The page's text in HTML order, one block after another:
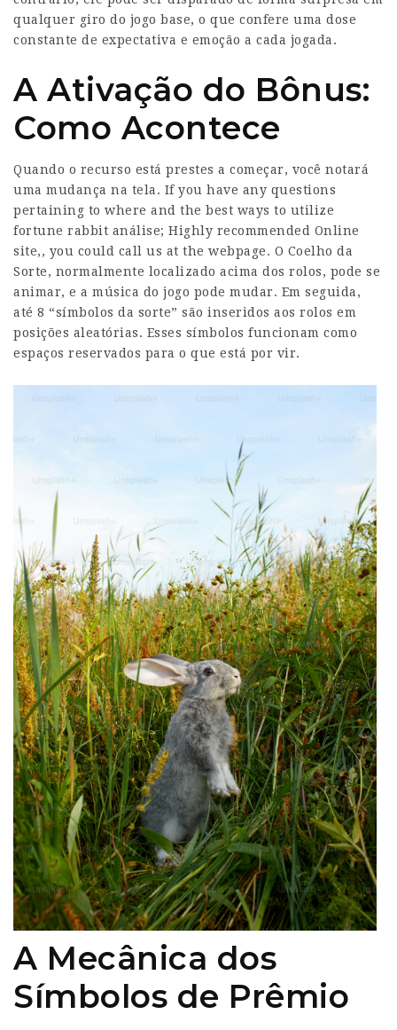
qualquer giro do jogo base, o que confere uma dose
constante de expectativa e emoção a cada jogada.
A Ativação do Bônus:
Como Acontece
Quando o recurso está prestes a começar, você notará
uma mudança na tela. If you have any questions
pertaining to where and the best ways to utilize
fortune rabbit análise; Highly recommended Online
site,, you could call us at the webpage. O Coelho da
Sorte, normalmente localizado acima dos rolos, pode se
animar, e a música do jogo pode mudar. Em seguida,
até 8 “símbolos da sorte” são inseridos aos rolos em
posições aleatórias. Esses símbolos funcionam como
espaços reservados para o que está por vir.
A Mecânica dos
Símbolos de Prêmio